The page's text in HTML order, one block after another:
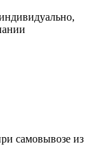
самовывозе из